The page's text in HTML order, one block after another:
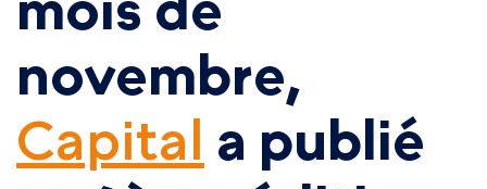
novembre,
Capital a publié